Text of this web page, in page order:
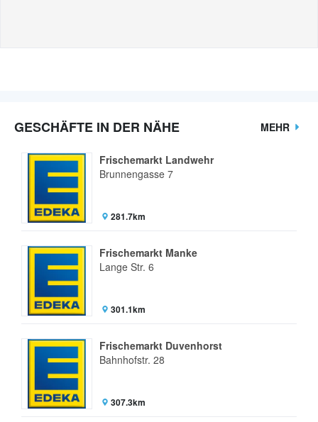
GESCHÄFTE IN DER NÄHE MEHR
Frischemarkt Landwehr
Brunnengasse 7
281.7km
Frischemarkt Manke
Lange Str. 6
301.1km
Frischemarkt Duvenhorst
Bahnhofstr. 28
307.3km